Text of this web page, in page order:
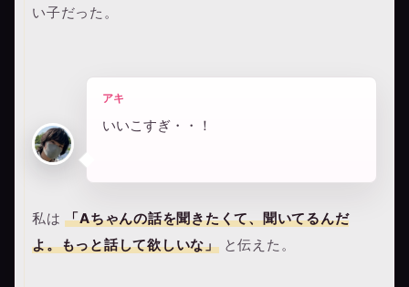
い子だった。
アキ
いいこすぎ・・！
私は「Aちゃんの話を聞きたくて、聞いてるんだ
よ。もっと話して欲しいな」と伝えた。